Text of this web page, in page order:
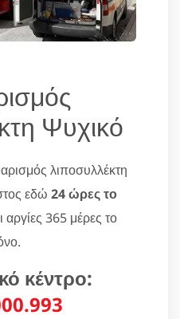
Ψυχικό
λιποσυλλέκτη
εδώ 24 ώρες το
αργίες 365 μέρες το
κέντρο: